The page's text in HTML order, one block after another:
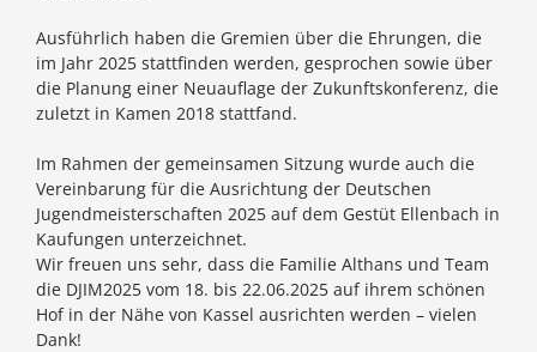
Ausführlich haben die Gremien über die Ehrungen, die
im Jahr 2025 stattfinden werden, gesprochen sowie über
die Planung einer Neuauflage der Zukunftskonferenz, die
zuletzt in Kamen 2018 stattfand.
Im Rahmen der gemeinsamen Sitzung wurde auch die
Vereinbarung für die Ausrichtung der Deutschen
Jugendmeisterschaften 2025 auf dem Gestüt Ellenbach in
Kaufungen unterzeichnet.
Wir freuen uns sehr, dass die Familie Althans und Team
die DJIM2025 vom 18. bis 22.06.2025 auf ihrem schönen
Hof in der Nähe von Kassel ausrichten werden – vielen
Dank!